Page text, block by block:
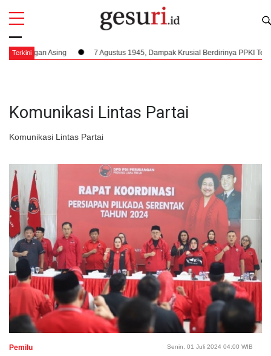
TerkiniAsing 7 Agustus 1945, Dampak Krusial Berdirinya PPKI Terhadap
Komunikasi Lintas Partai
Komunikasi Lintas Partai
All
Pemilu Senin, 01 Juli 2024 04:00 WIB